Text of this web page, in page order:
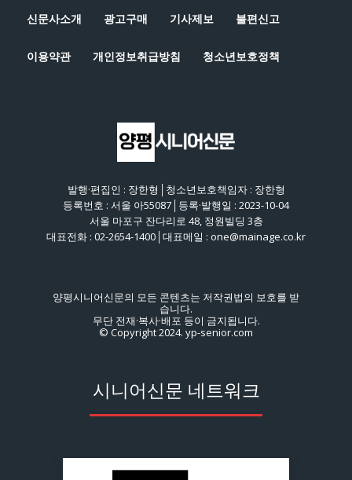
신문사소개 광고구매 기사제보 불편신고
이용약관 개인정보취급방침 청소년보호정책
발행·편집인 : 장한형│청소년보호책임자 : 장한형
등록번호 : 서울 아55087│등록·발행일 : 2023-10-04
서울 마포구 잔다리로 48, 정원빌딩 3층
대표전화 : 02-2654-1400│대표메일 : one@mainage.co.kr
양평시니어신문의 모든 콘텐츠는 저작권법의 보호를 받
습니다.
무단 전재·복사·배포 등이 금지됩니다.
© Copyright 2024. yp-senior.com
시니어신문 네트워크